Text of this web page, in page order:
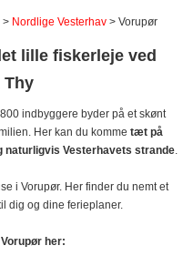
> Nordlige Vesterhav > Vorupør
lille fiskerleje ved
Thy
indbyggere byder på et skønt
Her kan du komme tæt på
naturligvis Vesterhavets strande.
i Vorupør. Her finder du nemt et
dig og dine ferieplaner.
her: